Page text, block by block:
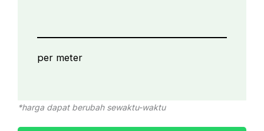
per meter
*harga dapat berubah sewaktu-waktu